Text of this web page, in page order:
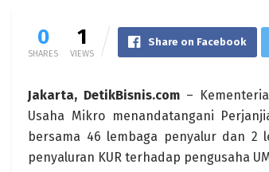
0
SHARES
1
VIEWS
Share on Facebook
Jakarta, DetikBisnis.com–
Usaha Mikro menandatangani
bersama 46 lembaga penyalur dan 2
penyaluran KUR terhadap pengusaha